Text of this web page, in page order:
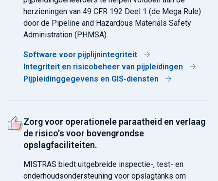
herzieningen van 49 CFR 192 Deel 1 (de Mega Rule)
door de Pipeline and Hazardous Materials Safety
Administration (PHMSA).
Software voor pijplijnintegriteit
Integriteit en risicobeheer van pijpleidingen
Pijpleidinggegevens en GIS-diensten
Zorg voor operationele paraatheid en verlaag
de risico's voor bovengrondse
opslagfaciliteiten.
MISTRAS biedt uitgebreide inspectie-, test- en
onderhoudsondersteuning voor opslagtanks om